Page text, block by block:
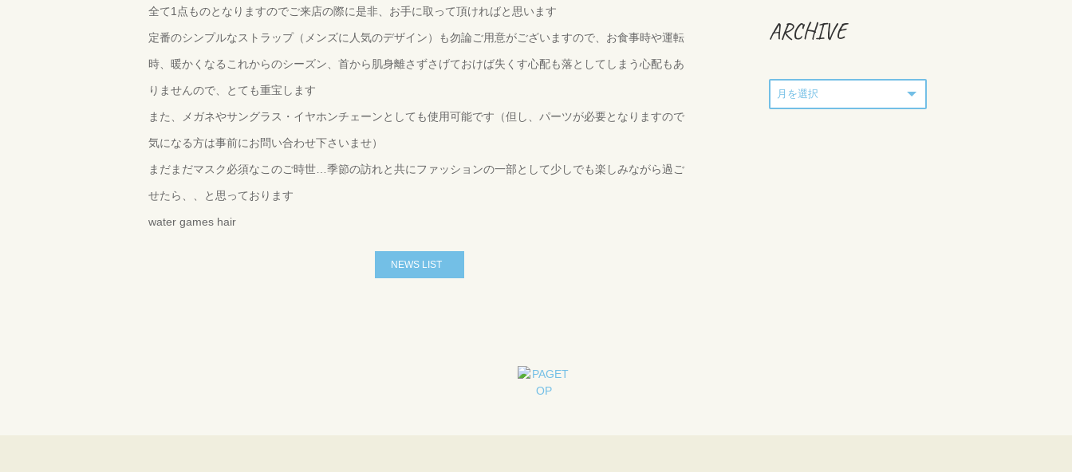
全て1点ものとなりますのでご来店の際に是非、お手に取って頂ければと思います
定番のシンプルなストラップ（メンズに人気のデザイン）も勿論ご用意がございますので、お食事時や運転
時、暖かくなるこれからのシーズン、首から肌身離さずさげておけば失くす心配も落としてしまう心配もあ
りませんので、とても重宝します
また、メガネやサングラス・イヤホンチェーンとしても使用可能です（但し、パーツが必要となりますので
気になる方は事前にお問い合わせ下さいませ）
まだまだマスク必須なこのご時世…季節の訪れと共にファッションの一部として少しでも楽しみながら過ご
せたら、、と思っております
water games hair
NEWS LIST
ARCHIVE